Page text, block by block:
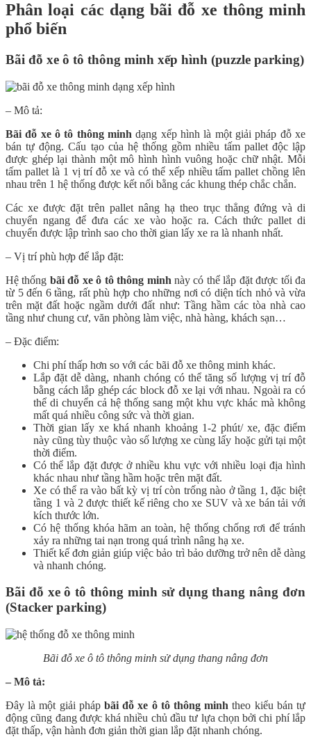
Phân loại các dạng bãi đỗ xe thông minh
phổ biến
Bãi đỗ xe ô tô thông minh xếp hình (puzzle parking)
– Mô tả:
Bãi đỗ xe ô tô thông minh dạng xếp hình là một giải pháp đỗ xe
bán tự động. Cấu tạo của hệ thống gồm nhiều tấm pallet độc lập
được ghép lại thành một mô hình hình vuông hoặc chữ nhật. Mỗi
tấm pallet là 1 vị trí đỗ xe và có thể xếp nhiều tấm pallet chồng lên
nhau trên 1 hệ thống được kết nối bằng các khung thép chắc chắn.
Các xe được đặt trên pallet nâng hạ theo trục thẳng đứng và di
chuyển ngang để đưa các xe vào hoặc ra. Cách thức pallet di
chuyển được lập trình sao cho thời gian lấy xe ra là nhanh nhất.
– Vị trí phù hợp để lắp đặt:
Hệ thống bãi đỗ xe ô tô thông minh này có thể lắp đặt được tối đa
từ 5 đến 6 tầng, rất phù hợp cho những nơi có diện tích nhỏ và vừa
trên mặt đất hoặc ngầm dưới đất như: Tầng hầm các tòa nhà cao
tầng như chung cư, văn phòng làm việc, nhà hàng, khách sạn…
– Đặc điểm:
Chi phí thấp hơn so với các bãi đỗ xe thông minh khác.
Lắp đặt dễ dàng, nhanh chóng có thể tăng số lượng vị trí đỗ
bằng cách lắp ghép các block đỗ xe lại với nhau. Ngoài ra có
thể di chuyển cả hệ thống sang một khu vực khác mà không
mất quá nhiều công sức và thời gian.
Thời gian lấy xe khá nhanh khoảng 1-2 phút/ xe, đặc điểm
này cũng tùy thuộc vào số lượng xe cùng lấy hoặc gửi tại một
thời điểm.
Có thể lắp đặt được ở nhiều khu vực với nhiều loại địa hình
khác nhau như tầng hầm hoặc trên mặt đất.
Xe có thể ra vào bất kỳ vị trí còn trống nào ở tầng 1, đặc biệt
tầng 1 và 2 được thiết kế riêng cho xe SUV và xe bán tải với
kích thước lớn.
Có hệ thống khóa hãm an toàn, hệ thống chống rơi để tránh
xảy ra những tai nạn trong quá trình nâng hạ xe.
Thiết kế đơn giản giúp việc bảo trì bảo dưỡng trở nên dễ dàng
và nhanh chóng.
Bãi đỗ xe ô tô thông minh sử dụng thang nâng đơn
(Stacker parking)
Bãi đỗ xe ô tô thông minh sử dụng thang nâng đơn
– Mô tả:
Đây là một giải pháp bãi đỗ xe ô tô thông minh theo kiểu bán tự
động cũng đang được khá nhiều chủ đầu tư lựa chọn bởi chi phí lắp
đặt thấp, vận hành đơn giản thời gian lắp đặt nhanh chóng.